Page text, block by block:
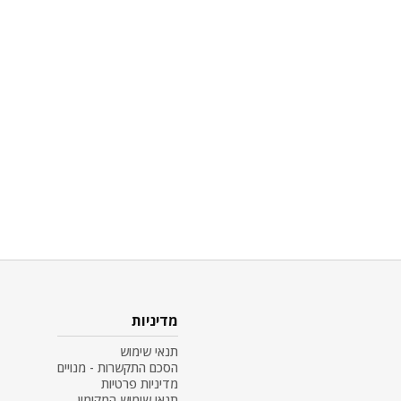
מדיניות
תנאי שימוש
הסכם התקשרות - מנויים
מדיניות פרטיות